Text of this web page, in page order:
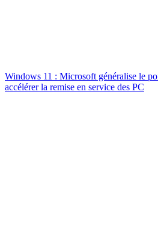
Windows 11 : Microsoft généralise le
accélérer la remise en service des PC